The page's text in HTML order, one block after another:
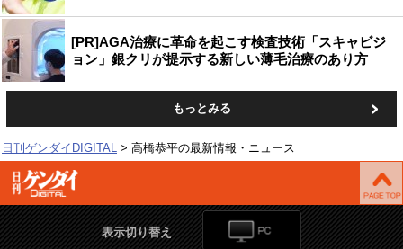
[PR]AGA治療に革命を起こす検査技術「スキャビジ
ョン」銀クリが提示する新しい薄毛治療のあり方
もっとみる
日刊ゲンダイDIGITAL 高橋恭平の最新情報・ニュース
表示切り替え